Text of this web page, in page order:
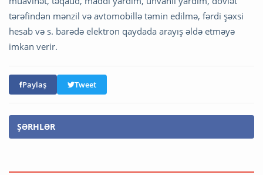
tərəfindən mənzil və avtomobillə təmin edilmə, fərdi şəxsi
hesab və s. barədə elektron qaydada arayış əldə etməyə
imkan verir.
Paylaş Tweet
ŞƏRHLƏR